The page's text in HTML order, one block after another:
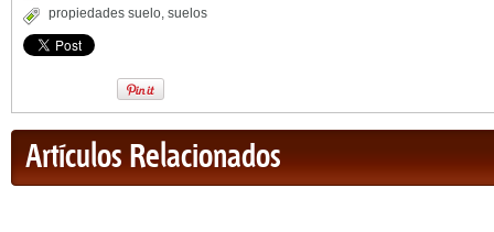
propiedades suelo, suelos
Artículos Relacionados